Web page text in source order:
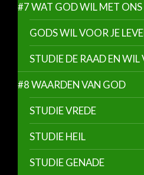
#7 WAT GOD WIL MET ONS
GODS WIL VOOR JE
STUDIE DE RAAD EN WIL
#8 WAARDEN VAN GOD
STUDIE VREDE
STUDIE HEIL
STUDIE GENADE